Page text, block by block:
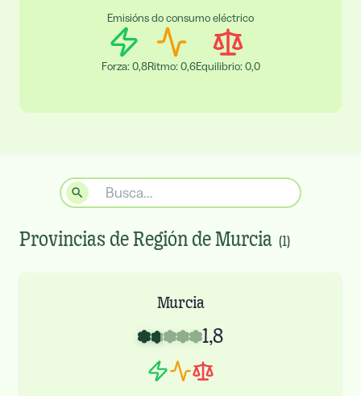
Emisións do consumo eléctrico
Forza:0,8Ritmo:0,6Equilibrio:0,0
Provincias de Región de Murcia (1)
Murcia
1,8